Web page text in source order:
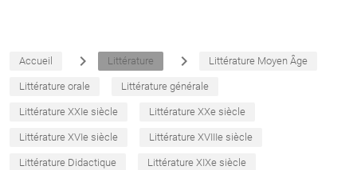
Accueil navigate_next Littérature navigate_next Littérature Moyen Âge
Littérature orale Littérature générale
Littérature XXIe siècle Littérature XXe siècle
Littérature XVIe siècle Littérature XVIIIe siècle
Littérature Didactique Littérature XIXe siècle